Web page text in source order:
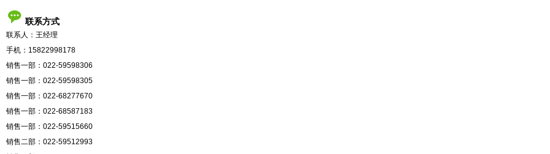
联系方式
联系人：王经理
手机：15822998178
销售一部：022-59598306
销售一部：022-59598305
销售一部：022-68277670
销售一部：022-68587183
销售一部：022-59515660
销售二部：022-59512993